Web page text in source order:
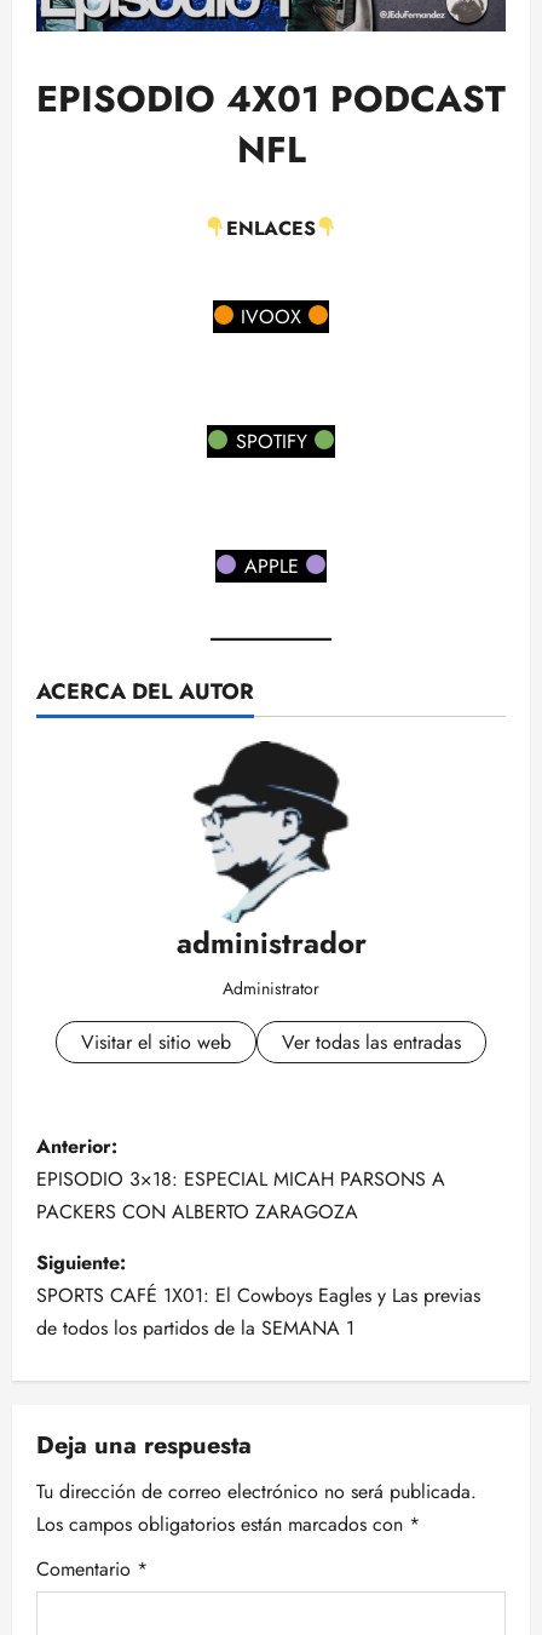
EPISODIO 4X01 PODCAST
NFL
ENLACES
IVOOX
SPOTIFY
APPLE
ACERCA DEL AUTOR
administrador
Administrator
Visitar el sitio web Ver todas las entradas
N
a
v
e
g
a
c
i
ó
n
Anterior:
EPISODIO 3×18: ESPECIAL MICAH PARSONS A
PACKERS CON ALBERTO ZARAGOZA
Siguiente:
SPORTS CAFÉ 1X01: El Cowboys Eagles y Las previas
de todos los partidos de la SEMANA 1
Deja una respuesta
Tu dirección de correo electrónico no será publicada.
Los campos obligatorios están marcados con *
Comentario *